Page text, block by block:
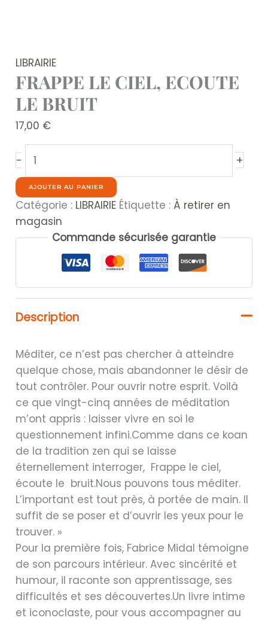
LIBRAIRIE
FRAPPE LE CIEL, ECOUTE
LE BRUIT
17,00 €
-
de
FRAPPE
LE
CIEL,
ECOUTE
+
AJOUTER AU PANIER
Catégorie : LIBRAIRIE Étiquette : À retirer en
magasin
Commande sécurisée garantie
Description
Méditer, ce n’est pas chercher à atteindre
quelque chose, mais abandonner le désir de
tout contrôler. Pour ouvrir notre esprit. Voilà
ce que vingt-cinq années de méditation
m’ont appris : laisser vivre en soi le
questionnement infini.Comme dans ce koan
de la tradition zen qui se laisse
éternellement interroger, Frappe le ciel,
écoute le bruit.Nous pouvons tous méditer.
L’important est tout près, à portée de main. Il
suffit de se poser et d’ouvrir les yeux pour le
trouver. »
Pour la première fois, Fabrice Midal témoigne
de son parcours intérieur. Avec sincérité et
humour, il raconte son apprentissage, ses
difficultés et ses découvertes.Un livre intime
et iconoclaste, pour vous accompagner au